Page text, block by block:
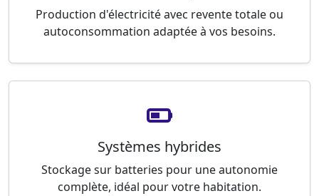
Production d'électricité avec revente totale ou
autoconsommation adaptée à vos besoins.
Systèmes hybrides
Stockage sur batteries pour une autonomie
complète, idéal pour votre habitation.